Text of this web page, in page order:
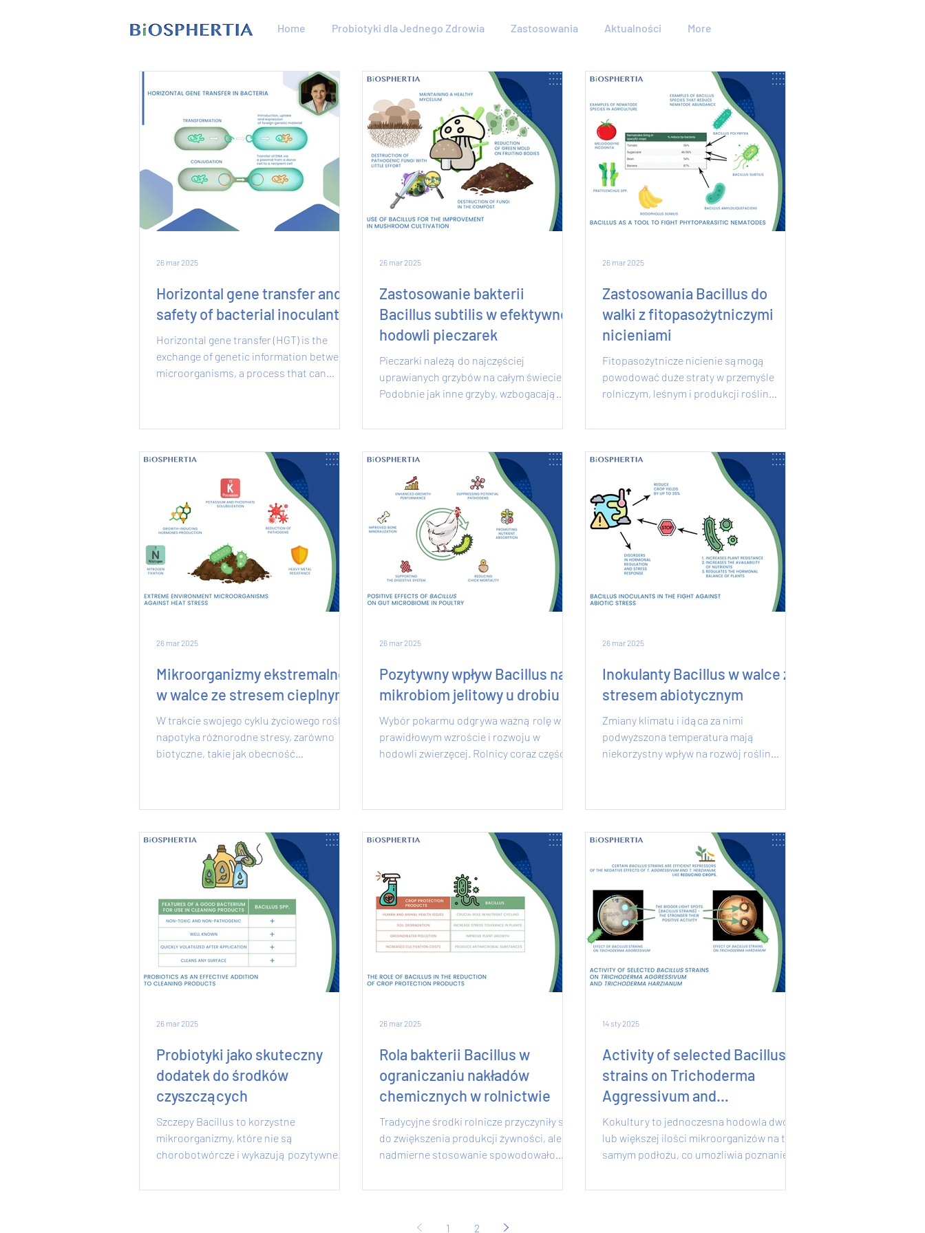
Home Probiotyki dla Jednego Zdrowia Zastosowania Aktualności More
Horizontal gene transfer and
safety of bacterial inoculants
Horizontal gene transfer (HGT) is the
exchange of genetic information between
microorganisms, a process that can
26 mar 2025
Zastosowanie bakterii
Bacillus subtilis w efektywnej
hodowli pieczarek
Pieczarki należą do najczęściej
uprawianych grzybów na całym świecie.
Podobnie jak inne grzyby, wzbogacają
26 mar 2025
Zastosowania Bacillus do
walki z fitopasożytniczymi
nicieniami
Fitopasożytnicze nicienie sąmogą
powodować duże straty w przemyśle
rolniczym, leśnym i produkcji roślin
26 mar 2025
Mikroorganizmy ekstremalne
w walce ze stresem cieplnym
W trakcie swojego cyklu życiowego roślina
napotyka różnorodne stresy, zarówno
biotyczne, takie jak obecność
26 mar 2025
Pozytywny wpływ Bacillus na
mikrobiom jelitowy u drobiu
Wybór pokarmu odgrywa ważną rolę w
prawidłowym wzroście i rozwoju w
hodowli zwierzęcej. Rolnicy coraz częściej
26 mar 2025
Inokulanty Bacillus w walce ze
stresem abiotycznym
Zmiany klimatu i idąca za nimi
podwyższona temperatura mają
niekorzystny wpływ na rozwój roślin
26 mar 2025
Probiotyki jako skuteczny
dodatek do środków
czyszczących
Szczepy Bacillus to korzystne
mikroorganizmy, które nie są
chorobotwórcze i wykazują pozytywne
mikrobiomie....
26 mar 2025
Rola bakterii Bacillus w
ograniczaniu nakładów
chemicznych w rolnictwie
Tradycyjne środki rolnicze przyczyniły się
do zwiększenia produkcji żywności, ale ich
nadmierne stosowanie spowodowało
26 mar 2025
Activity of selected Bacillus
strains on Trichoderma
Aggressivum and
Trichoderma Harzianum
Kokultury to jednoczesna hodowla dwóch
lub większej ilości mikroorganizów na tym
samym podłożu, co umożliwia poznanie
14 sty 2025
1 2